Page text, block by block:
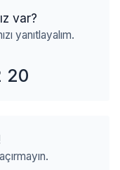
var?
yanıtlayalım.
20